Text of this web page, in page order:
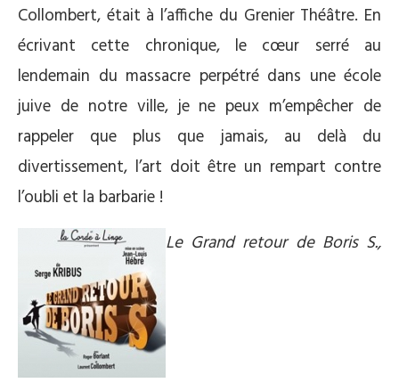
Collombert, était à l’affiche du Grenier Théâtre. En
écrivant cette chronique, le cœur serré au
lendemain du massacre perpétré dans une école
juive de notre ville, je ne peux m’empêcher de
rappeler que plus que jamais, au delà du
divertissement, l’art doit être un rempart contre
l’oubli et la barbarie !
Le Grand retour de Boris S.,